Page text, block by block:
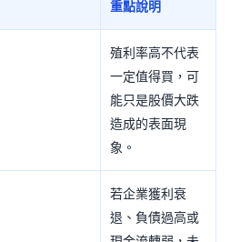
重點說明
殖利率高不代表
一定值得買，可
能只是股價大跌
造成的表面現
象。
若企業獲利衰
退、負債過高或